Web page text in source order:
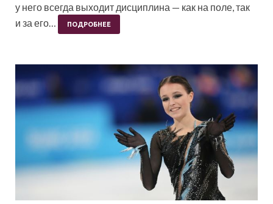
у него всегда выходит дисциплина — как на поле, так
и за его…
ПОДРОБНЕЕ